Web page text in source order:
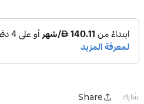
شارك Share